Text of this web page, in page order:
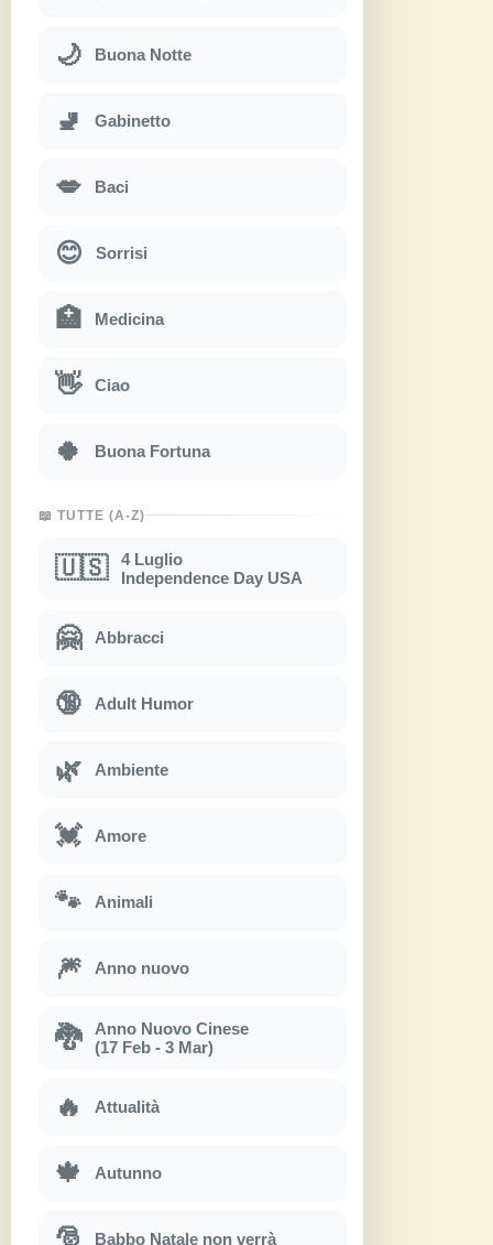
🌙 Buona Notte
🚽 Gabinetto
💋 Baci
😊 Sorrisi
🏥 Medicina
👋 Ciao
🍀 Buona Fortuna
📖 TUTTE (A-Z)
🇺🇸
4 Luglio
Independence Day USA
🤗 Abbracci
🔞 Adult Humor
🌿 Ambiente
💓 Amore
🐾 Animali
🎆 Anno nuovo
🐉
Anno Nuovo Cinese
(17 Feb - 3 Mar)
🔥 Attualità
🍁 Autunno
🎅 Babbo Natale non verrà